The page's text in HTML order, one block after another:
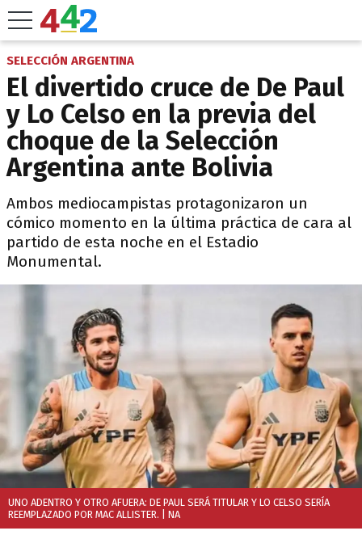
SELECCIÓN ARGENTINA
El divertido cruce de De Paul
y Lo Celso en la previa del
choque de la Selección
Argentina ante Bolivia
Ambos mediocampistas protagonizaron un
cómico momento en la última práctica de cara al
partido de esta noche en el Estadio
Monumental.
UNO ADENTRO Y OTRO AFUERA: DE PAUL SERÁ TITULAR Y LO CELSO SERÍA
REEMPLAZADO POR MAC ALLISTER.
| NA